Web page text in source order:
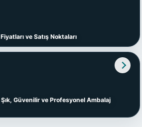
ve Satış Noktaları
Güvenilir ve Profesyonel Ambalaj